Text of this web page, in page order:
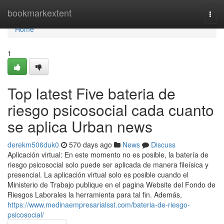
bookmarkextent
Home
Home
1
Top latest Five bateria de
riesgo psicosocial cada cuanto
se aplica Urban news
derekm506duk0 570 days ago News
Discuss
Aplicación virtual: En este momento no es posible, la batería de
riesgo psicosocial solo puede ser aplicada de manera fileísica y
presencial. La aplicación virtual solo es posible cuando el
Ministerio de Trabajo publique en el pagina Website del Fondo de
Riesgos Laborales la herramienta para tal fin. Además,
https://www.medinaempresarialsst.com/bateria-de-riesgo-
psicosocial/